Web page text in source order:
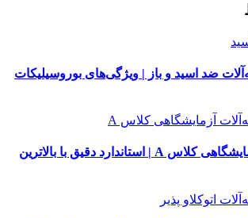
ضد اسید و باز | ویژگی‌های بوروسیلیکات
خرید شیشه‌آلات آزمایشگاهی کلاس A | استاندارد دقیق با بالاترین